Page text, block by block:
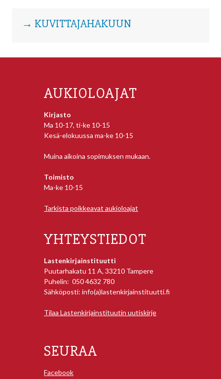
→ KUVITTAJAHAKUUN
AUKIOLOAJAT
Kirjasto
Ma 10-17, ti-ke 10-15
Kesä-elokuussa ma-ke 10-15
Muina aikoina sopimuksen mukaan.
Toimisto
Ma-ke 10-15
Tarkista poikkeavat aukioloajat
YHTEYSTIEDOT
Lastenkirjainstituutti
Puutarhakatu 11 A, 33210 Tampere
Puhelin: 050 4632 780
Sähköposti: info(a)lastenkirjainstituutti.fi
Tilaa Lastenkirjainstituutin uutiskirje
SEURAA
Facebook